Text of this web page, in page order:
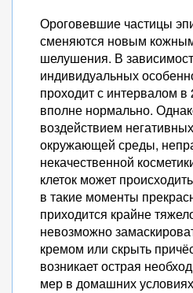
Ороговевшие частицы
сменяются новым
шелушения. В
индивидуальных
проходит с интервалом
вполне нормально.
воздействием
окружающей среды,
некачественной
клеток может
в такие моменты
приходится крайне
невозможно
кремом или скрыть
возникает острая
мер в домашних